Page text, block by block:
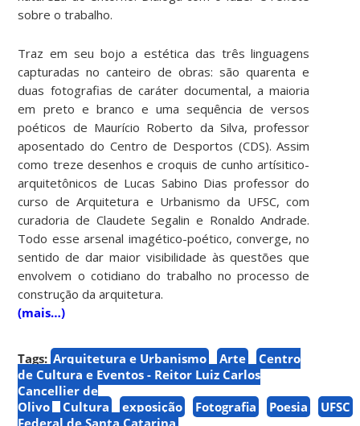
sobre o trabalho.
Traz em seu bojo a estética das três linguagens
capturadas no canteiro de obras: são quarenta e
duas fotografias de caráter documental, a maioria
em preto e branco e uma sequência de versos
poéticos de Maurício Roberto da Silva, professor
aposentado do Centro de Desportos (CDS). Assim
como treze desenhos e croquis de cunho artísitico-
arquitetônicos de Lucas Sabino Dias professor do
curso de Arquitetura e Urbanismo da UFSC, com
curadoria de Claudete Segalin e Ronaldo Andrade.
Todo esse arsenal imagético-poético, converge, no
sentido de dar maior visibilidade às questões que
envolvem o cotidiano do trabalho no processo de
construção da arquitetura.
(mais…)
Tags: Arquitetura e Urbanismo Arte
Centro
de Cultura e Eventos - Reitor Luiz Carlos
Cancellier de
Olivo
Cultura exposição Fotografia Poesia
UFSC
Federal de Santa Catarina